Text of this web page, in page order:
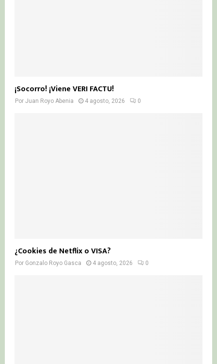
¡Socorro! ¡Viene VERI FACTU!
Por Juan Royo Abenia 4 agosto, 2026 0
¿Cookies de Netflix o VISA?
Por Gonzalo Royo Gasca 4 agosto, 2026 0